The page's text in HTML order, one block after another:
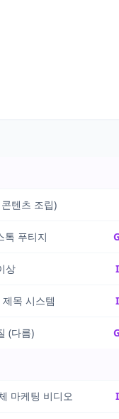
텐츠 조립)
톡 푸티지
상
목 시스템
(다름)
마케팅 비디오